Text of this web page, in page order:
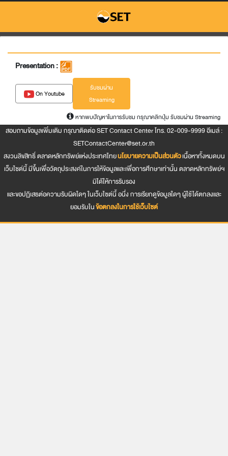
Presentation :
On Youtube
รับชมผ่าน
Streaming
หากพบปัญหาในการรับชม กรุณาคลิกปุ่ม รับชมผ่าน Streaming
สอบถามข้อมูลเพิ่มเติม กรุณาติดต่อ SET Contact Center โทร. 02-009-9999 อีเมล์ :
SETContactCenter@set.or.th
สงวนลิขสิทธิ์ ตลาดหลักทรัพย์แห่งประเทศไทยนโยบายความเป็นส่วนตัวเนื้อหาทั้งหมดบน
เว็บไซต์นี้ มีขึ้นเพื่อวัตถุประสงค์ในการให้ข้อมูลและเพื่อการศึกษาเท่านั้น ตลาดหลักทรัพย์ฯ
มิได้ให้การรับรอง
และขอปฏิเสธต่อความรับผิดใดๆ ในเว็บไซต์นี้ อนึ่ง การเรียกดูข้อมูลใดๆ ผู้ใช้ได้ตกลงและ
ยอมรับในข้อตกลงในการใช้เว็บไซต์